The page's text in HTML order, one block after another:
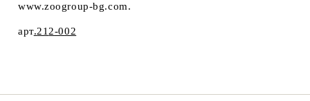
www.zoogroup-bg.com.
арт.21 2-002